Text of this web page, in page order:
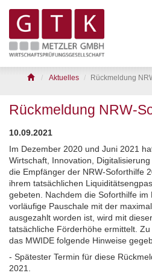
Aktuelles Rückmeldung
Rückmeldung NRW-
10.09.2021
Im Dezember 2020 und Juni 2021
Wirtschaft, Innovation,
die Empfänger der NRW-Soforthilfe
ihrem tatsächlichen
gebeten. Nachdem die Soforthilfe
vorläufige Pauschale mit der
ausgezahlt worden ist, wird mit
tatsächliche Förderhöhe ermittelt.
das MWIDE folgende Hinweise
- Spätester Termin für diese
2021.